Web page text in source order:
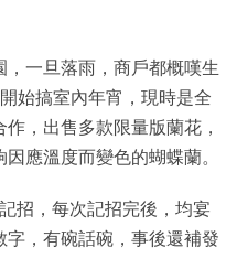
一旦落雨，商戶都概嘆生
始搞室內年宵，現時是全
，出售多款限量版蘭花，
應溫度而變色的蝴蝶蘭。
招，每次記招完後，均宴
，有碗話碗，事後還補發